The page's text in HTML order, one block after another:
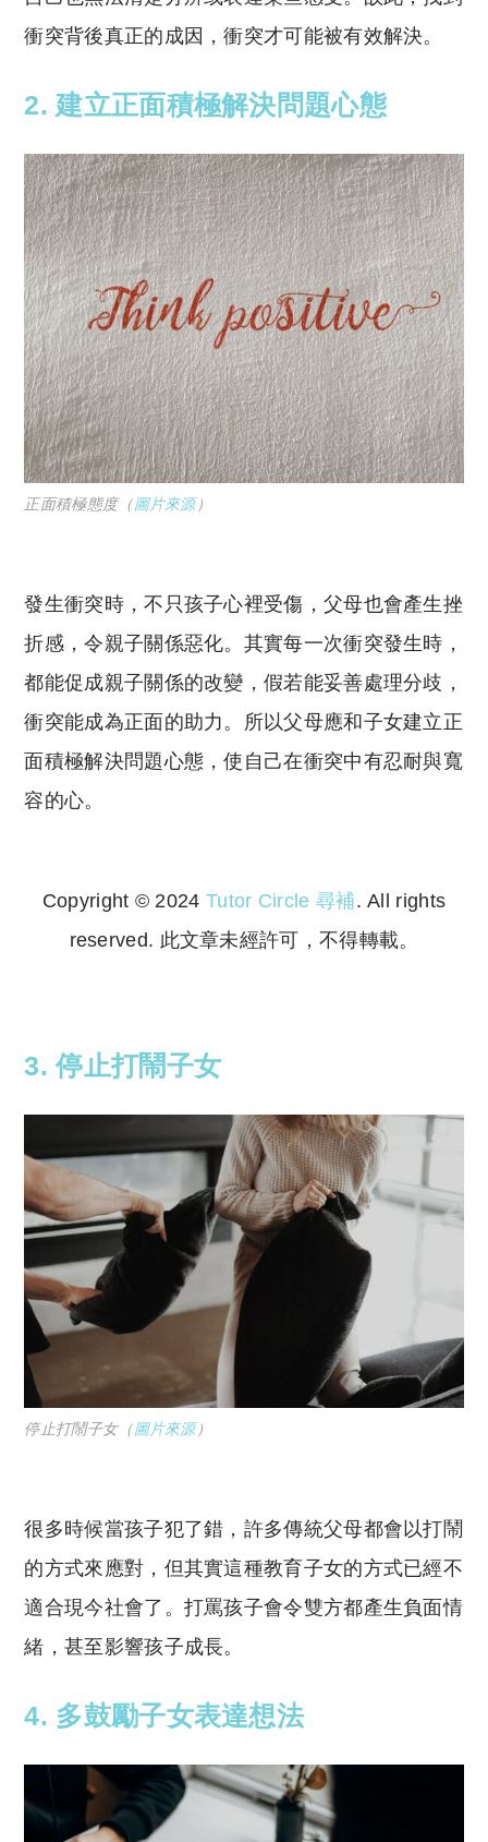
衝突背後真正的成因，衝突才可能被有效解決。
2. 建立正面積極解決問題心態
正面積極態度（圖片來源）
發生衝突時，不只孩子心裡受傷，父母也會產生挫
折感，令親子關係惡化。其實每一次衝突發生時，
都能促成親子關係的改變，假若能妥善處理分歧，
衝突能成為正面的助力。所以父母應和子女建立正
面積極解決問題心態，使自己在衝突中有忍耐與寬
容的心。
Copyright © 2024 Tutor Circle 尋補. All rights
reserved. 此文章未經許可，不得轉載。
3. 停止打鬧子女
停止打鬧子女（圖片來源）
很多時候當孩子犯了錯，許多傳統父母都會以打鬧
的方式來應對，但其實這種教育子女的方式已經不
適合現今社會了。打罵孩子會令雙方都產生負面情
緒，甚至影響孩子成長。
4. 多鼓勵子女表達想法